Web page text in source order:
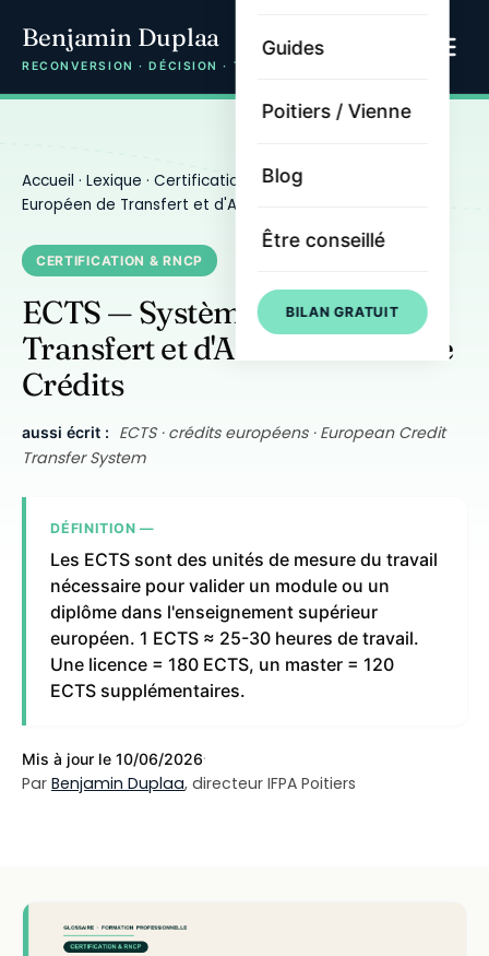
Benjamin Duplaa
RECONVERSION · DÉCISION · TRAJECTOIRE
Guides
Poitiers / Vienne
Blog
Être conseillé
BILAN GRATUIT
Accueil · Lexique · Certification & RNCP
Européen de Transfert et d'Accumulation de Crédits
CERTIFICATION & RNCP
ECTS — Système Européen de
Transfert et d'Accumulation de
Crédits
aussi écrit :
ECTS · crédits européens · European Credit
Transfer System
DÉFINITION —
Les ECTS sont des unités de mesure du travail
nécessaire pour valider un module ou un
diplôme dans l'enseignement supérieur
européen. 1 ECTS ≈ 25-30 heures de travail.
Une licence = 180 ECTS, un master = 120
ECTS supplémentaires.
Mis à jour le 10/06/2026·
Par Benjamin Duplaa, directeur IFPA Poitiers